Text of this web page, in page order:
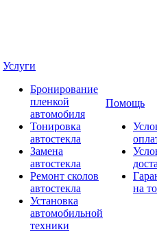
Услуги
Бронирование
пленкой
автомобиля
Тонировка
автостекла
Замена
автостекла
Ремонт сколов
автостекла
Установка
автомобильной
техники
Помощь
на